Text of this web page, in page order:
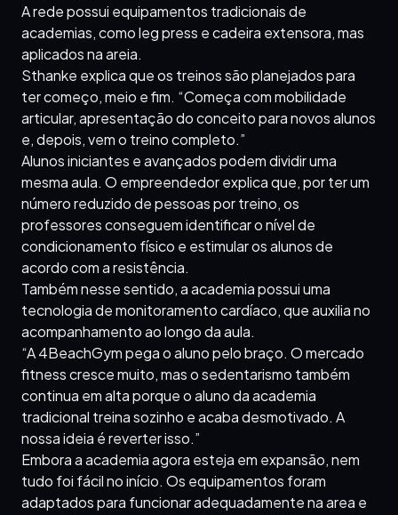
A rede possui equipamentos tradicionais de
academias, como leg press e cadeira extensora, mas
aplicados na areia.
Sthanke explica que os treinos são planejados para
ter começo, meio e fim. “Começa com mobilidade
articular, apresentação do conceito para novos alunos
e, depois, vem o treino completo.”
Alunos iniciantes e avançados podem dividir uma
mesma aula. O empreendedor explica que, por ter um
número reduzido de pessoas por treino, os
professores conseguem identificar o nível de
condicionamento físico e estimular os alunos de
acordo com a resistência.
Também nesse sentido, a academia possui uma
tecnologia de monitoramento cardíaco, que auxilia no
acompanhamento ao longo da aula.
“A 4BeachGym pega o aluno pelo braço. O mercado
fitness cresce muito, mas o sedentarismo também
continua em alta porque o aluno da academia
tradicional treina sozinho e acaba desmotivado. A
nossa ideia é reverter isso.”
Embora a academia agora esteja em expansão, nem
tudo foi fácil no início. Os equipamentos foram
adaptados para funcionar adequadamente na area e